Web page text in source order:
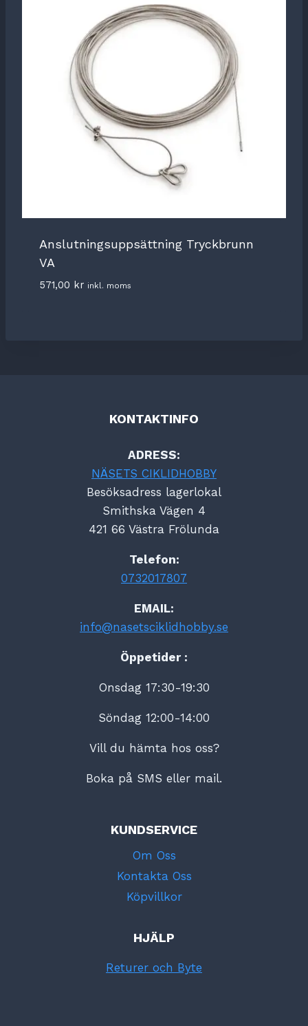
Anslutningsuppsättning Tryckbrunn
VA
571,00 kr inkl. moms
KONTAKTINFO
ADRESS:
NÄSETS CIKLIDHOBBY
Besöksadress lagerlokal
Smithska Vägen 4
421 66 Västra Frölunda
Telefon:
0732017807
EMAIL:
info@nasetsciklidhobby.se
Öppetider :
Onsdag 17:30-19:30
Söndag 12:00-14:00
Vill du hämta hos oss?
Boka på SMS eller mail.
KUNDSERVICE
Om Oss
Kontakta Oss
Köpvillkor
HJÄLP
Returer och Byte